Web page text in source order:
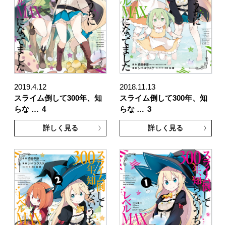
2019.4.12
スライム倒して300年、知
らな … 4
詳しく見る
2018.11.13
スライム倒して300年、知
らな … 3
詳しく見る